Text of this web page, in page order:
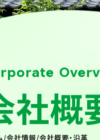
社概
/会社情報/会社概要・沿革